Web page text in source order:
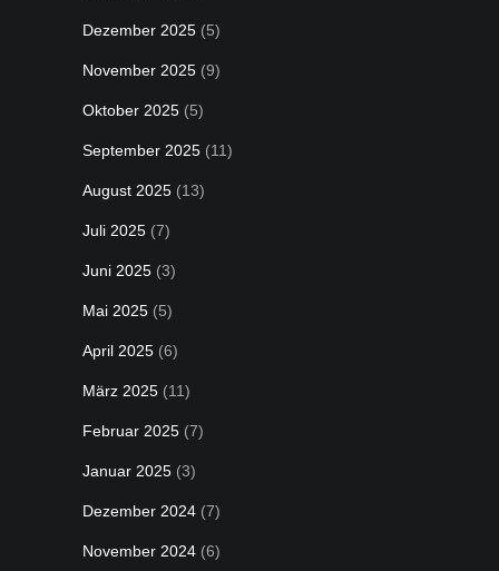
Dezember 2025 (5)
November 2025 (9)
Oktober 2025 (5)
September 2025 (11)
August 2025 (13)
Juli 2025 (7)
Juni 2025 (3)
Mai 2025 (5)
April 2025 (6)
März 2025 (11)
Februar 2025 (7)
Januar 2025 (3)
Dezember 2024 (7)
November 2024 (6)